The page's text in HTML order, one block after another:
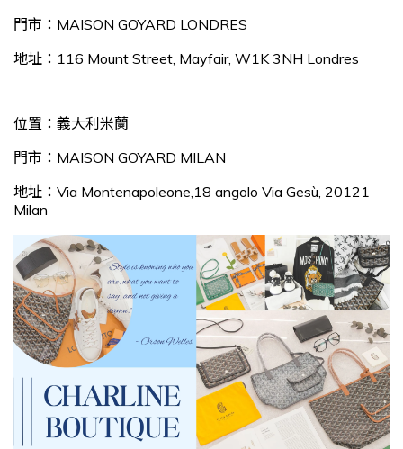
門市：MAISON GOYARD LONDRES
地址：116 Mount Street, Mayfair, W1K 3NH Londres
位置：義大利米蘭
門市：MAISON GOYARD MILAN
地址：Via Montenapoleone,18 angolo Via Gesù, 20121
Milan